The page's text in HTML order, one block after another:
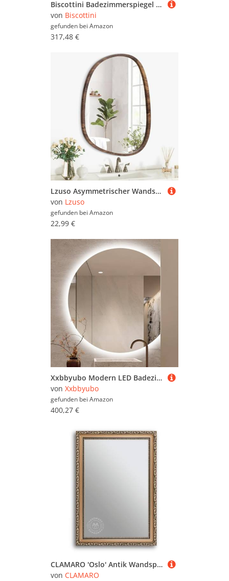
Biscottini Badezimmerspiegel Barockrahmen L85 x PR9 x H113,5 cm - Großer Wandspiegel - Weißer Wandspiegel - Vintage Wandspiegel
von Biscottini
gefunden bei Amazon
317,48 €
Lzuso Asymmetrischer Wandspiegel aus Holz mit Rahmen Oval Hängender Spiegel für Wand Eitelkeit Badezimmer Wohnzimmer Schlafzimmer Flur Modern Einzigartig Dekorativ Künstlerisch Spiegel Schwarz
von Lzuso
gefunden bei Amazon
22,99 €
Xxbbyubo Modern LED Badezimmer Spiegel, Halbrunder Wandspiegel mit Beleuchtung, 3 Lichtfarbe Rahmenlos Ganzkörperspiegel, Bad Beschlagfrei mit Touchschalter(Right Cut,40inch)
von Xxbbyubo
gefunden bei Amazon
400,27 €
CLAMARO 'Oslo' Antik Wandspiegel 80x140 cm mit Rahmen | Bronze | Shabby Chic Vintage Barock Spiegel mit Holzrahmen | Barockspiegel inkl. Metall Aufhänger und Montagematerial
von CLAMARO